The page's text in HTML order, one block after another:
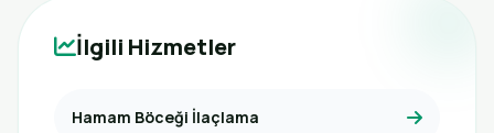
İlgili Hizmetler
Hamam Böceği İlaçlama